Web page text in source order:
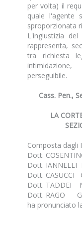
per volta) il
quale l'agente
sproporzionata
L'ingiustizia
rappresenta,
tra richiesta
perseguibile.
Cass. Pen.,
LA
Composta dagli
Dott.
Dott. IANNELLI
Dott. CASUCCI
Dott. TADDEI
Dott. RAGO
ha pronunciato